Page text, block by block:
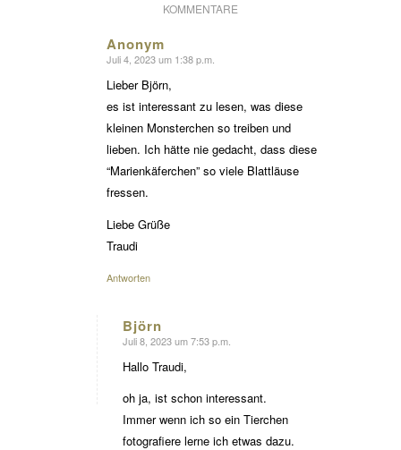
KOMMENTARE
Anonym
sagte:
Juli 4, 2023 um 1:38 p.m.
Lieber Björn,
es ist interessant zu lesen, was diese
kleinen Monsterchen so treiben und
lieben. Ich hätte nie gedacht, dass diese
“Marienkäferchen” so viele Blattläuse
fressen.
Liebe Grüße
Traudi
Antworten
Björn
sagte:
Juli 8, 2023 um 7:53 p.m.
Hallo Traudi,
oh ja, ist schon interessant.
Immer wenn ich so ein Tierchen
fotografiere lerne ich etwas dazu.